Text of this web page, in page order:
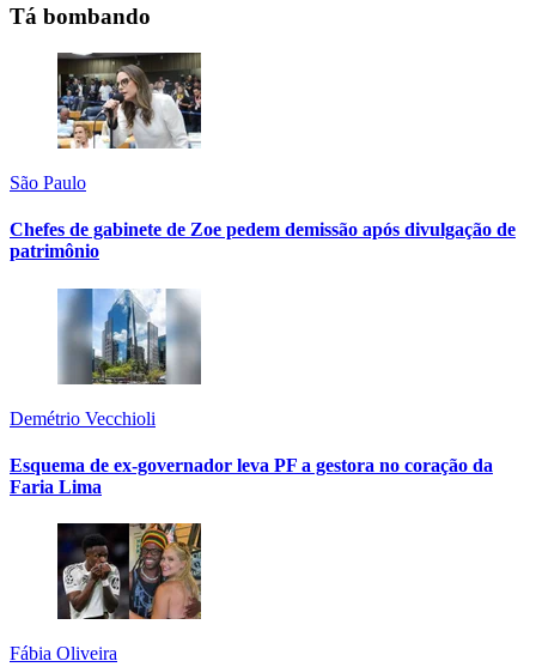
Tá bombando
São Paulo
Chefes de gabinete de Zoe pedem demissão após divulgação de
patrimônio
Demétrio Vecchioli
Esquema de ex-governador leva PF a gestora no coração da
Faria Lima
Fábia Oliveira